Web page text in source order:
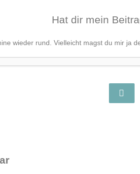
Hat dir mein
wieder rund. Vielleicht magst du mir ja